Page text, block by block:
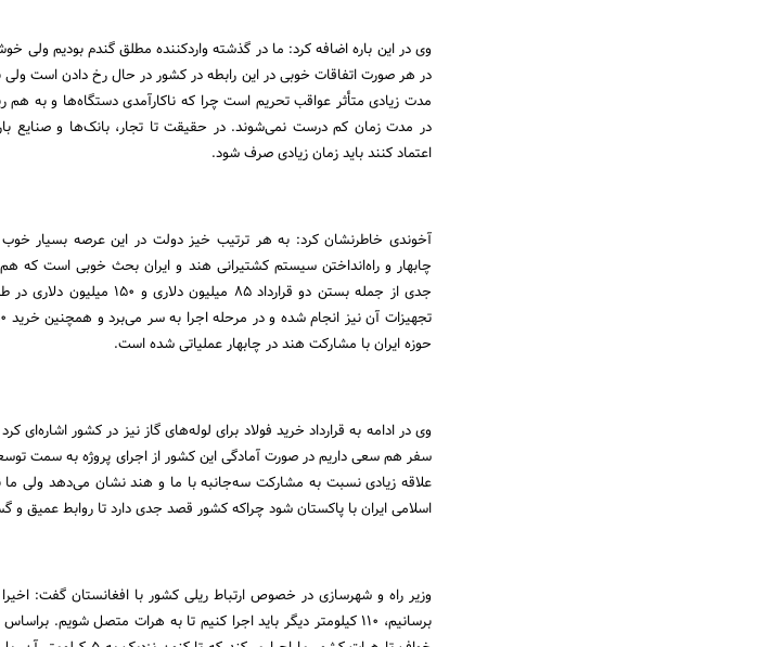
وی در این باره اضافه کرد: ما در گذشته واردکننده مطلق گندم بودیم ولی
در هر صورت اتفاقات خوبی در این رابطه در کشور در حال رخ دادن است ولی
مدت زیادی متأثر عواقب تحریم است چرا که ناکارآمدی دستگاه‌ها و به
در مدت زمان کم درست نمی‌شوند. در حقیقت تا تجار، بانک‌ها و صنایع
اعتماد کنند باید زمان زیادی صرف شود.
آخوندی خاطرنشان کرد: به هر ترتیب خیز دولت در این عرصه بسیار
چابهار و راه‌انداختن سیستم کشتیرانی هند و ایران بحث خوبی است که
حوزه ایران با مشارکت هند در چابهار عملیاتی شده است.
وی در ادامه به قرارداد خرید فولاد برای لوله‌های گاز نیز در کشور
سفر هم سعی داریم در صورت آمادگی این کشور از اجرای پروژه به سمت
علاقه زیادی نسبت به مشارکت سه‌جانبه با ما و هند نشان می‌دهد ولی ما
اسلامی ایران با پاکستان شود چراکه کشور قصد جدی دارد تا روابط عمیق و
وزیر راه و شهرسازی در خصوص ارتباط ریلی کشور با افغانستان گفت: